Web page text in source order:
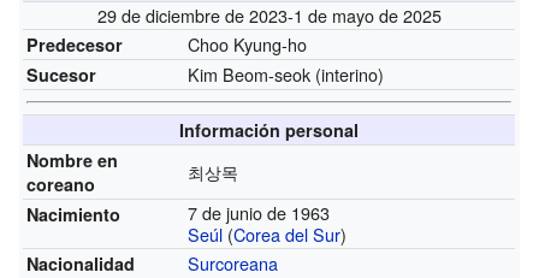
29 de diciembre de 2023-1 de mayo de 2025
Predecesor Choo Kyung-ho
Sucesor Kim Beom-seok (interino)
Información personal
Nombre en
coreano
최상목
Nacimiento
7 de junio de 1963
Seúl (Corea del Sur)
Nacionalidad Surcoreana